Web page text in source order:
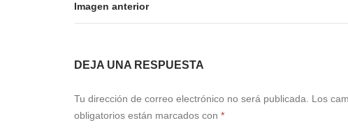
Imagen anterior
DEJA UNA RESPUESTA
Tu dirección de correo electrónico no será publicada.
Los
obligatorios están marcados con *